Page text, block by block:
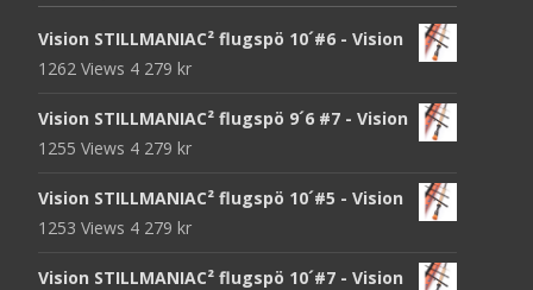
Vision STILLMANIAC² flugspö 10´#6 - Vision
1262 Views 4 279 kr
Vision STILLMANIAC² flugspö 9´6 #7 - Vision
1255 Views 4 279 kr
Vision STILLMANIAC² flugspö 10´#5 - Vision
1253 Views 4 279 kr
Vision STILLMANIAC² flugspö 10´#7 - Vision